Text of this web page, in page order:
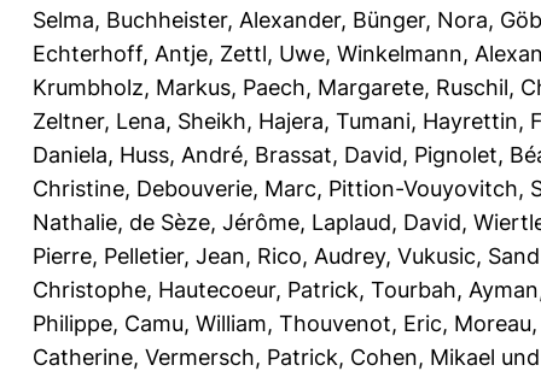
Selma, Buchheister, Alexander, Bünger, Nora,
Echterhoff, Antje, Zettl, Uwe, Winkelmann,
Krumbholz, Markus, Paech, Margarete, Ruschil,
Zeltner, Lena, Sheikh, Hajera, Tumani, Hayrettin,
Daniela, Huss, André, Brassat, David, Pignolet,
Christine, Debouverie, Marc, Pittion-Vouyovitch,
Nathalie, de Sèze, Jérôme, Laplaud, David,
Pierre, Pelletier, Jean, Rico, Audrey, Vukusic,
Christophe, Hautecoeur, Patrick, Tourbah, Ayman
Philippe, Camu, William, Thouvenot, Eric,
Catherine, Vermersch, Patrick, Cohen, Mikael